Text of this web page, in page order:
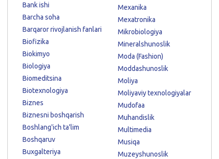
Bank ishi
Barcha soha
Barqaror rivojlanish fanlari
Biofizika
Biokimyo
Biologiya
Biomeditsina
Biotexnologiya
Biznes
Biznesni boshqarish
Boshlang'ich ta'lim
Boshqaruv
Buxgalteriya
Mexanika
Mexatronika
Mikrobiologiya
Mineralshunoslik
Moda (Fashion)
Moddashunoslik
Moliya
Moliyaviy texnologiyalar
Mudofaa
Muhandislik
Multimedia
Musiqa
Muzeyshunoslik